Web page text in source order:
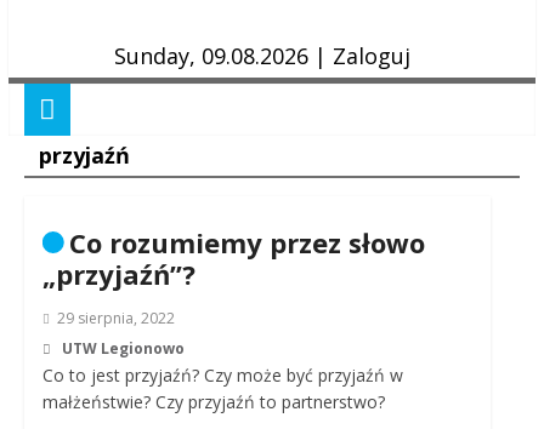
Sunday, 09.08.2026 | Zaloguj
przyjaźń
Co rozumiemy przez słowo
„przyjaźń”?
29 sierpnia, 2022
UTW Legionowo
Co to jest przyjaźń? Czy może być przyjaźń w
małżeństwie? Czy przyjaźń to partnerstwo?